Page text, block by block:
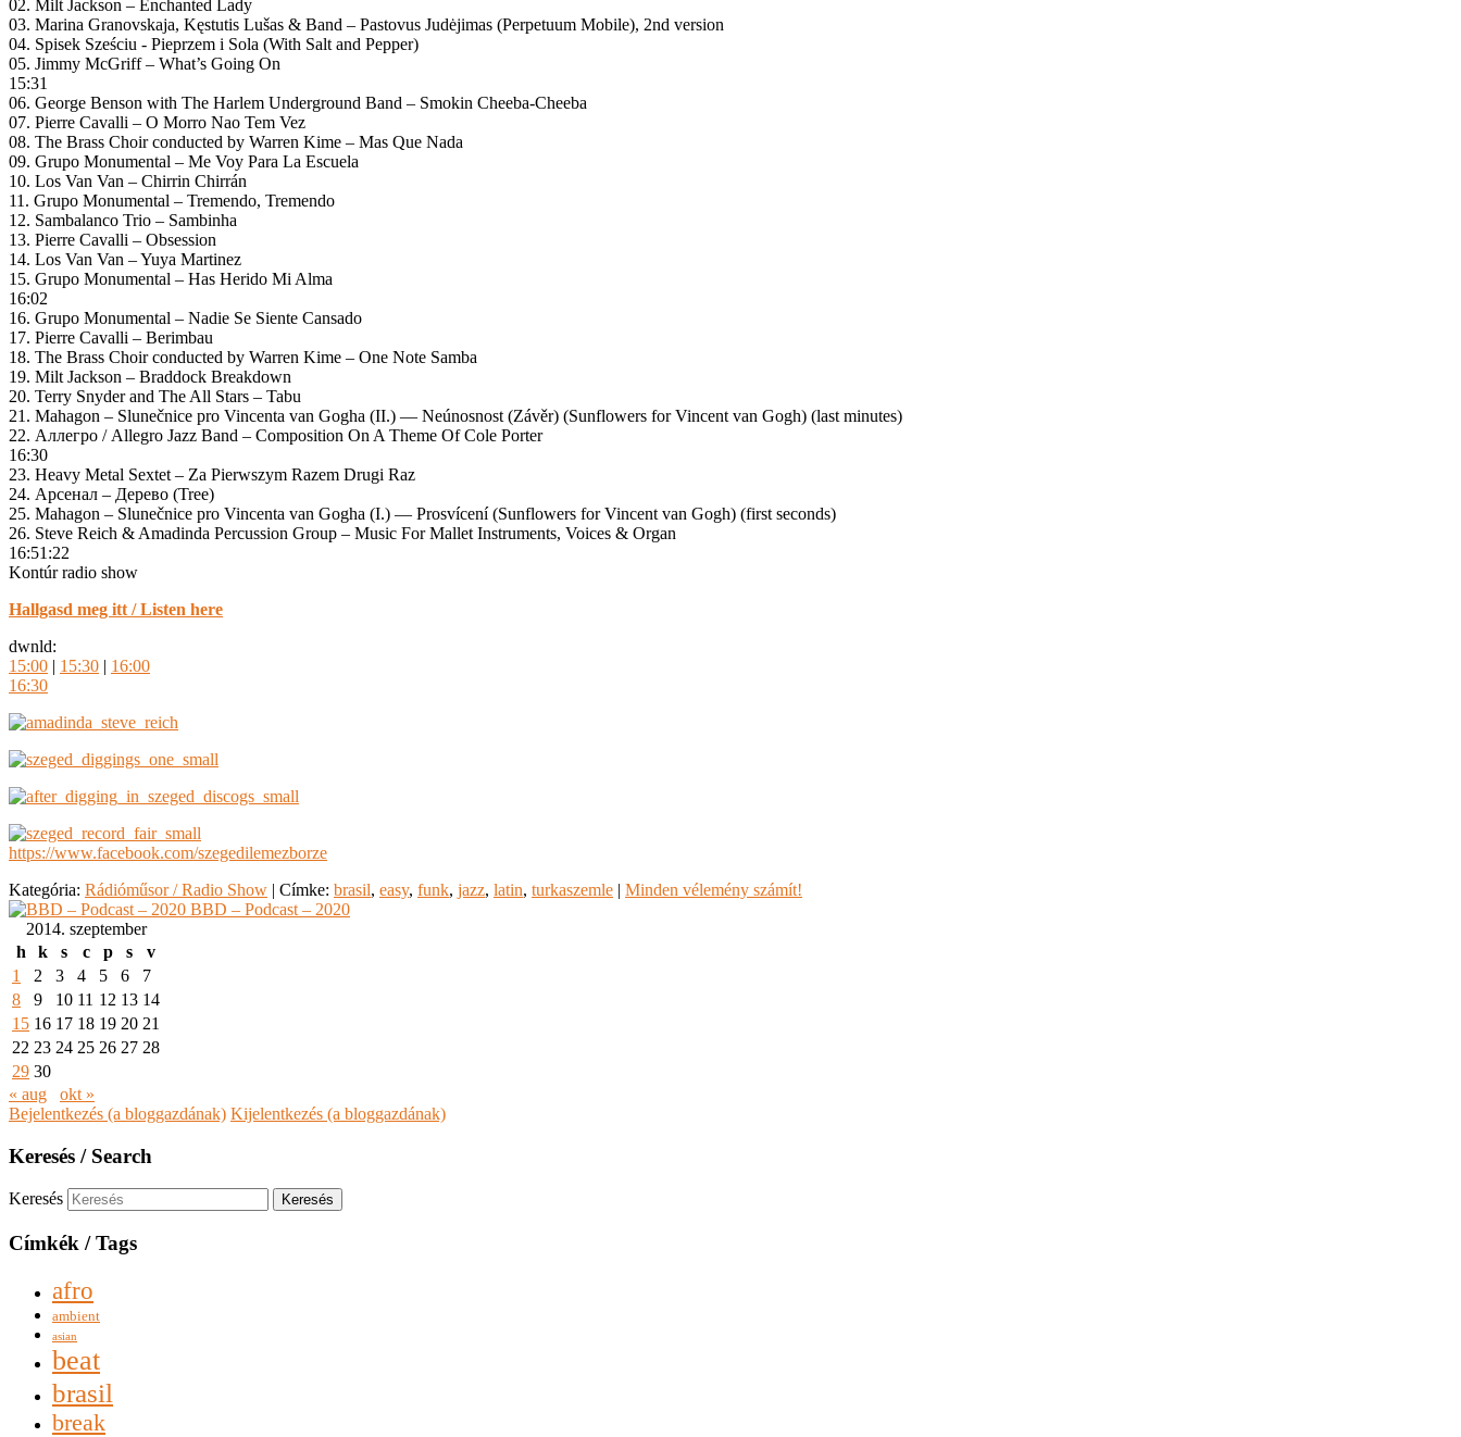
02. Milt Jackson – Enchanted Lady
03. Marina Granovskaja, Kęstutis Lušas & Band – Pastovus Judėjimas (Perpetuum Mobile), 2nd version
04. Spisek Sześciu ‎- Pieprzem i Sola (With Salt and Pepper)
05. Jimmy McGriff – What’s Going On
15:31
06. George Benson with The Harlem Underground Band – Smokin Cheeba-Cheeba
07. Pierre Cavalli – O Morro Nao Tem Vez
08. The Brass Choir conducted by Warren Kime – Mas Que Nada
09. Grupo Monumental – Me Voy Para La Escuela
10. Los Van Van – Chirrin Chirrán
11. Grupo Monumental – Tremendo, Tremendo
12. Sambalanco Trio – Sambinha
13. Pierre Cavalli – Obsession
14. Los Van Van – Yuya Martinez
15. Grupo Monumental – Has Herido Mi Alma
16:02
16. Grupo Monumental – Nadie Se Siente Cansado
17. Pierre Cavalli – Berimbau
18. The Brass Choir conducted by Warren Kime – One Note Samba
19. Milt Jackson – Braddock Breakdown
20. Terry Snyder and The All Stars – Tabu
21. Mahagon – Slunečnice pro Vincenta van Gogha (II.) — Neúnosnost (Závěr) (Sunflowers for Vincent van Gogh) (last minutes)
22. Аллегро / Allegro Jazz Band – Composition On A Theme Of Cole Porter
16:30
23. Heavy Metal Sextet – Za Pierwszym Razem Drugi Raz
24. Арсенал – Дерево (Tree)
25. Mahagon – Slunečnice pro Vincenta van Gogha (I.) — Prosvícení (Sunflowers for Vincent van Gogh) (first seconds)
26. Steve Reich & Amadinda Percussion Group ‎– Music For Mallet Instruments, Voices & Organ
16:51:22
Kontúr radio show
Hallgasd meg itt / Listen here
dwnld:
15:00 | 15:30 | 16:00
16:30
https://www.facebook.com/szegedilemezborze
Kategória: Rádióműsor / Radio Show | Címke: brasil, easy, funk, jazz, latin, turkaszemle | Minden vélemény számít!
BBD – Podcast – 2020
2014. szeptember
h
k s c p s
v
1
2 3 4 5 6
7
8
9 10 11 12 13 14
15 16 17 18 19 20 21
22 23 24 25 26 27 28
29 30
« aug
okt »
Bejelentkezés (a bloggazdának) Kijelentkezés (a bloggazdának)
Keresés / Search
Keresés
Címkék / Tags
afro
ambient
asian
beat
brasil
break